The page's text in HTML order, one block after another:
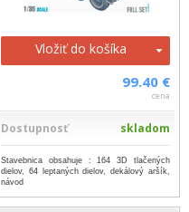
Vložiť do košíka
99.40 €
cena
Dostupnosť skladom
Stavebnica obsahuje : 164 3D tlačených
dielov, 64 leptaných dielov, dekálový aršík,
návod